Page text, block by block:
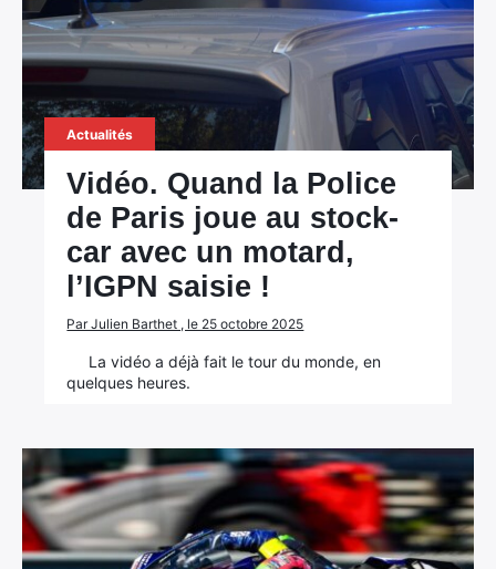
Actualités
Vidéo. Quand la Police
de Paris joue au stock-
car avec un motard,
l’IGPN saisie !
Par Julien Barthet , le 25 octobre 2025
La vidéo a déjà fait le tour du monde, en
quelques heures.